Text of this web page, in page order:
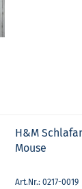
H&M
Mouse
Art.Nr.: 0217-0019